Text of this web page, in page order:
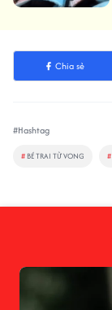
Chia sẻ
#Hashtag
# BÉ TRAI TỬ VONG #